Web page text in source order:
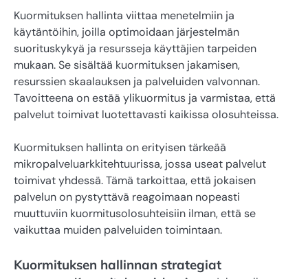
Kuormituksen hallinta viittaa menetelmiin ja
käytäntöihin, joilla optimoidaan järjestelmän
suorituskykyä ja resursseja käyttäjien tarpeiden
mukaan. Se sisältää kuormituksen jakamisen,
resurssien skaalauksen ja palveluiden valvonnan.
Tavoitteena on estää ylikuormitus ja varmistaa, että
palvelut toimivat luotettavasti kaikissa olosuhteissa.
Kuormituksen hallinta on erityisen tärkeää
mikropalveluarkkitehtuurissa, jossa useat palvelut
toimivat yhdessä. Tämä tarkoittaa, että jokaisen
palvelun on pystyttävä reagoimaan nopeasti
muuttuviin kuormitusolosuhteisiin ilman, että se
vaikuttaa muiden palveluiden toimintaan.
Kuormituksen hallinnan strategiat